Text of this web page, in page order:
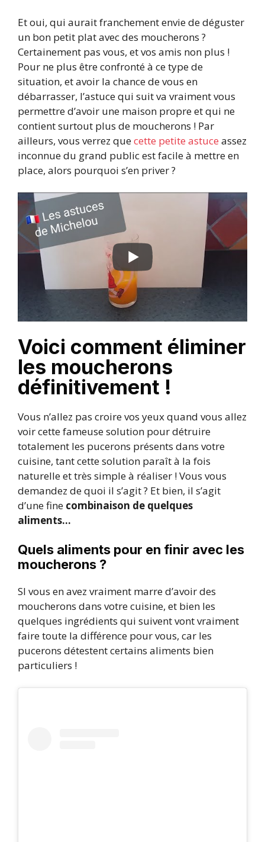
Et oui, qui aurait franchement envie de déguster
un bon petit plat avec des moucherons ?
Certainement pas vous, et vos amis non plus !
Pour ne plus être confronté à ce type de
situation, et avoir la chance de vous en
débarrasser, l’astuce qui suit va vraiment vous
permettre d’avoir une maison propre et qui ne
contient surtout plus de moucherons ! Par
ailleurs, vous verrez quecette petite astuce assez
inconnue du grand public est facile à mettre en
place, alors pourquoi s’en priver ?
Voici comment éliminer
les moucherons
définitivement !
Vous n’allez pas croire vos yeux quand vous allez
voir cette fameuse solution pour détruire
totalement les pucerons présents dans votre
cuisine, tant cette solution paraît à la fois
naturelle et très simple à réaliser ! Vous vous
demandez de quoi il s’agit ? Et bien, il s’agit
d’une fine combinaison de quelques
aliments…
Quels aliments pour en finir avec les
moucherons ?
SI vous en avez vraiment marre d’avoir des
moucherons dans votre cuisine, et bien les
quelques ingrédients qui suivent vont vraiment
faire toute la différence pour vous, car les
pucerons détestent certains aliments bien
particuliers !